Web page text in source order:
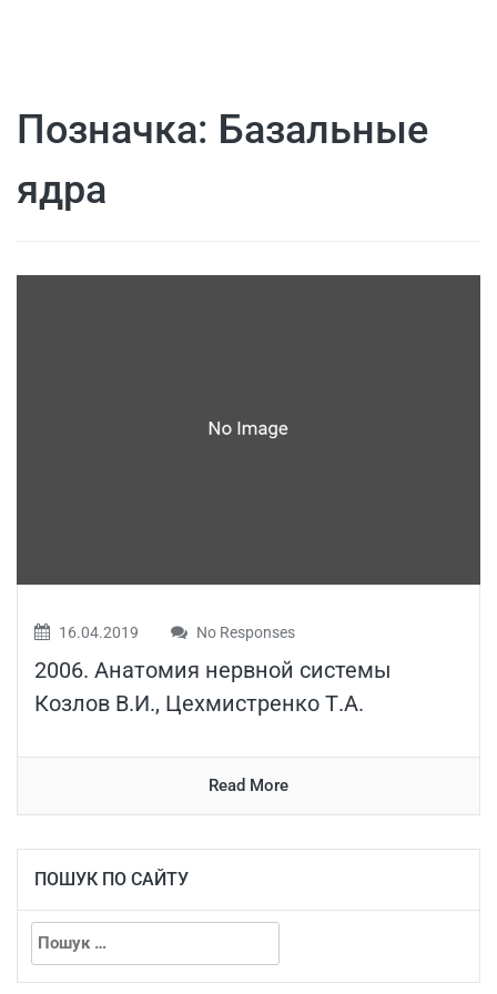
Позначка: Базальные
ядра
16.04.2019 No Responses
2006. Анатомия нервной системы
Козлов В.И., Цехмистренко Т.А.
Read More
ПОШУК ПО САЙТУ